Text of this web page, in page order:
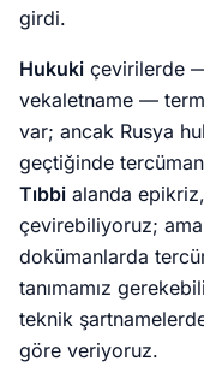
girdi.
Hukuki çevirilerde
vekaletname —
var; ancak Rusya
geçtiğinde
Tıbbi alanda
çevirebiliyoruz;
dokümanlarda
tanımamız
teknik
göre veriyoruz.